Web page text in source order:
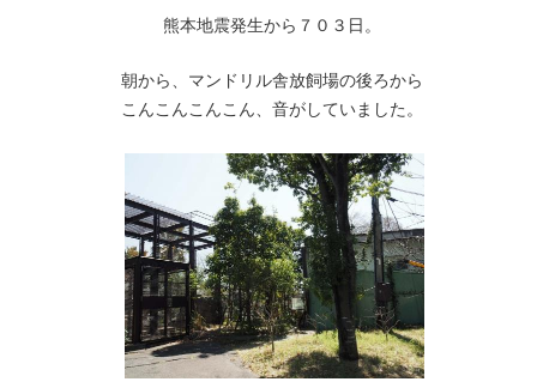
熊本地震発生から７０３日。
朝から、マンドリル舎放飼場の後ろから
こんこんこんこん、音がしていました。